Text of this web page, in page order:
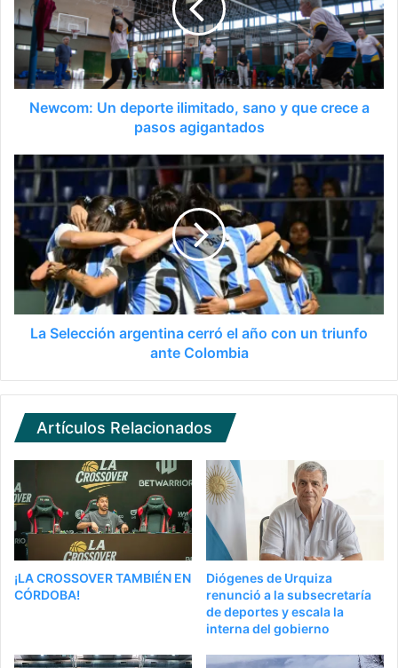
Newcom: Un deporte ilimitado, sano y que crece a
pasos agigantados
La Selección argentina cerró el año con un triunfo
ante Colombia
Artículos Relacionados
¡LA CROSSOVER TAMBIÉN EN
CÓRDOBA!
Diógenes de Urquiza
renunció a la subsecretaría
de deportes y escala la
interna del gobierno